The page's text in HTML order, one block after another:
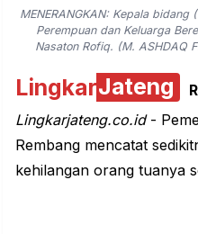
MENERANGKAN: Kepala
Perempuan dan Keluarga
Nasaton Rofiq. (M. ASHDAQ
LingkarJateng
Lingkarjateng.co.id -
Rembang mencatat
kehilangan orang tuanya